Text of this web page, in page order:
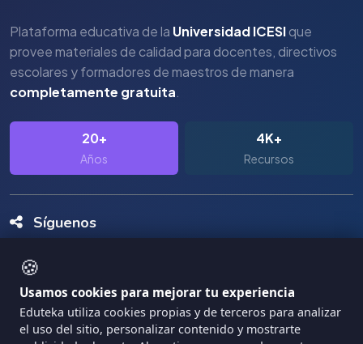
🍪
Usamos cookies para mejorar tu experiencia
Eduteka utiliza cookies propias y de terceros para analizar
el uso del sitio, personalizar contenido y mostrarte
Plataforma educativa de la Universidad ICESIque
provee materiales de calidad para docentes, directivos
escolares y formadores de maestros de manera
completamente gratuita.
20+
Años
4K+
Recursos
Síguenos
Copyright Eduteka 2001-2026 - Universidad ICESI